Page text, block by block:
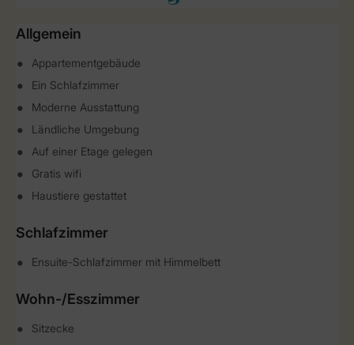
Allgemein
Appartementgebäude
Ein Schlafzimmer
Moderne Ausstattung
Ländliche Umgebung
Auf einer Etage gelegen
Gratis wifi
Haustiere gestattet
Schlafzimmer
Ensuite-Schlafzimmer mit Himmelbett
Wohn-/Esszimmer
Sitzecke